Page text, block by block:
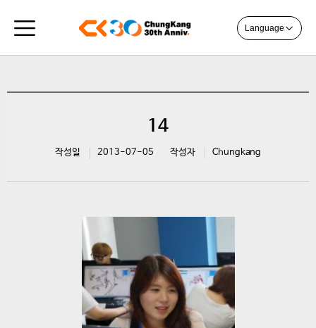
Language
14
작성일 2013-07-05 작성자 Chungkang